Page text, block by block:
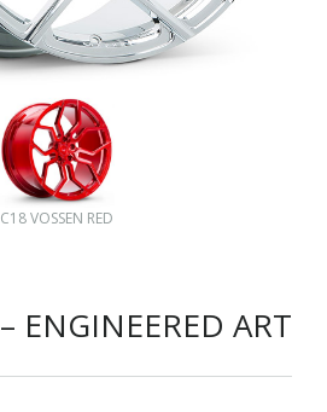
C18 VOSSEN RED
– ENGINEERED ART